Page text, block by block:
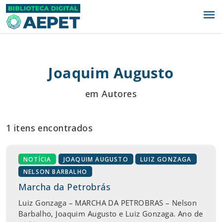
menu
Joaquim Augusto
em Autores
1 itens encontrados
NOTÍCIA JOAQUIM AUGUSTO
LUIZ GONZAGA
NELSON BARBALHO
Marcha da Petrobrás
Luiz Gonzaga – MARCHA DA PETROBRAS – Nelson
Barbalho, Joaquim Augusto e Luiz Gonzaga. Ano de